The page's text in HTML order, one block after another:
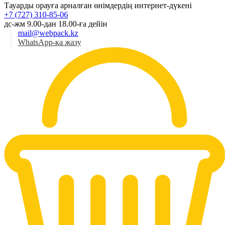
Тауарды орауға арналған өнімдердің интернет-дүкені
+7 (727) 310-85-06
дс-жм 9.00-дан 18.00-ға дейін
mail@webpack.kz
WhatsApp-қа жазу